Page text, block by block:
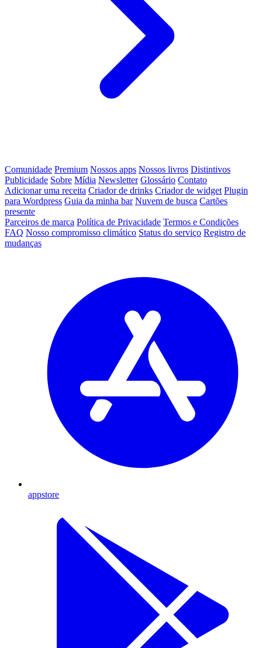
Comunidade Premium Nossos apps Nossos livros Distintivos
Publicidade Sobre Mídia Newsletter Glossário Contato
Adicionar uma receita Criador de drinks Criador de widget Plugin
para Wordpress Guia da minha bar Nuvem de busca Cartões
presente
Parceiros de marca Política de Privacidade Termos e Condições
FAQ Nosso compromisso climático Status do serviço Registro de
mudanças
appstore